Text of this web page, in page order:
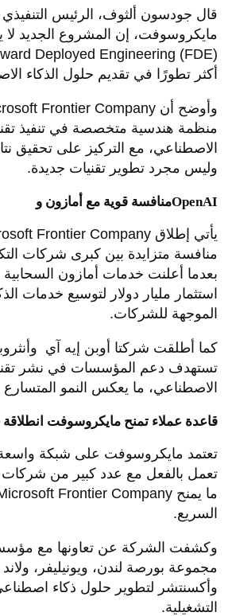
قال جودسون ألثوف، الرئيس التنفيذي
مايكروسوفت، إن المشروع الجديد
أكثر تطورًا في تقديم حلول الذكاء
منظمة هندسية متخصصة في تنفيذ
الاصطناعي، مع التركيز على تحقيق
وليس مجرد تطوير تقنيات جديدة.
منافسة قوية مع أمازون وOpenAI
منافسة متزايدة بين كبرى شركات
استثمار مليار دولار لتوسيع خدمات
الموجهة للشركات.
كما أطلقت شركتا أوبن إيه آي
تستهدف دعم المؤسسات في نشر
الاصطناعي، ما يعكس النمو المتسارع
قاعدة عملاء تمنح مايكروسوفت انطلاقة
تعتمد مايكروسوفت على شبكة واسعة
السريع.
وكشفت الشركة عن تعاونها مع
مجموعة بورصة لندن، ويونيليفر،
وأكسنتشر لتطوير حلول ذكاء
التشغيلية.